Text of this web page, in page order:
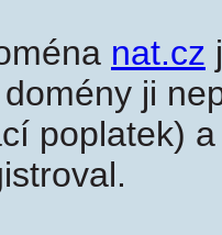
nat.cz
ji
poplatek)